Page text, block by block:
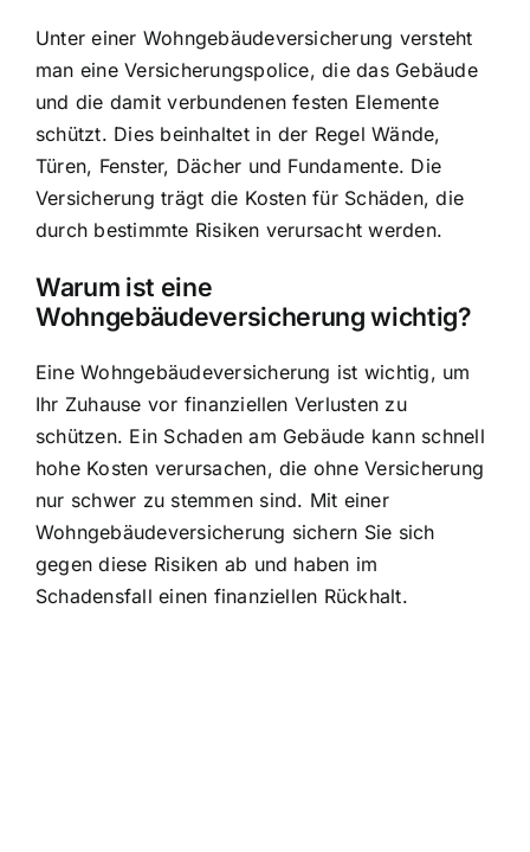
Unter einer Wohngebäudeversicherung versteht
man eine Versicherungspolice, die das Gebäude
und die damit verbundenen festen Elemente
schützt. Dies beinhaltet in der RegelWände,
Türen, Fenster, Dächer und Fundamente. Die
Versicherung trägt die Kosten für Schäden, die
durch bestimmte Risiken verursacht werden.
Warum ist eine
Wohngebäudeversicherung wichtig?
Eine Wohngebäudeversicherung ist wichtig, um
Ihr Zuhause vor finanziellen Verlusten zu
schützen. Ein Schaden am Gebäude kann schnell
hohe Kosten verursachen, die ohne Versicherung
nur schwer zu stemmen sind. Mit einer
Wohngebäudeversicherung sichern Sie sich
gegen diese Risiken ab und haben im
Schadensfall einen finanziellen Rückhalt.